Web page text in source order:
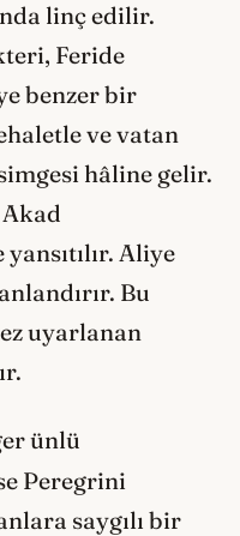
linç edilir.
Feride
benzer bir
ve vatan
hâline gelir.
Akad
Aliye
Bu
uyarlanan
ünlü
Peregrini
saygılı bir